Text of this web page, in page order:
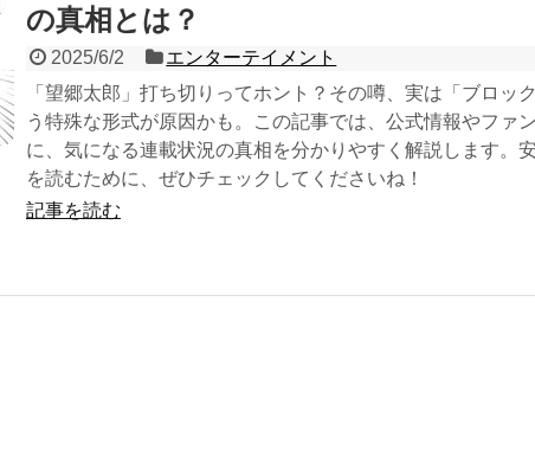
の真相とは？
2025/6/2
エンターテイメント
「望郷太郎」打ち切りってホント？その噂、実は「ブロッ
う特殊な形式が原因かも。この記事では、公式情報やファ
に、気になる連載状況の真相を分かりやすく解説します。
を読むために、ぜひチェックしてくださいね！
記事を読む